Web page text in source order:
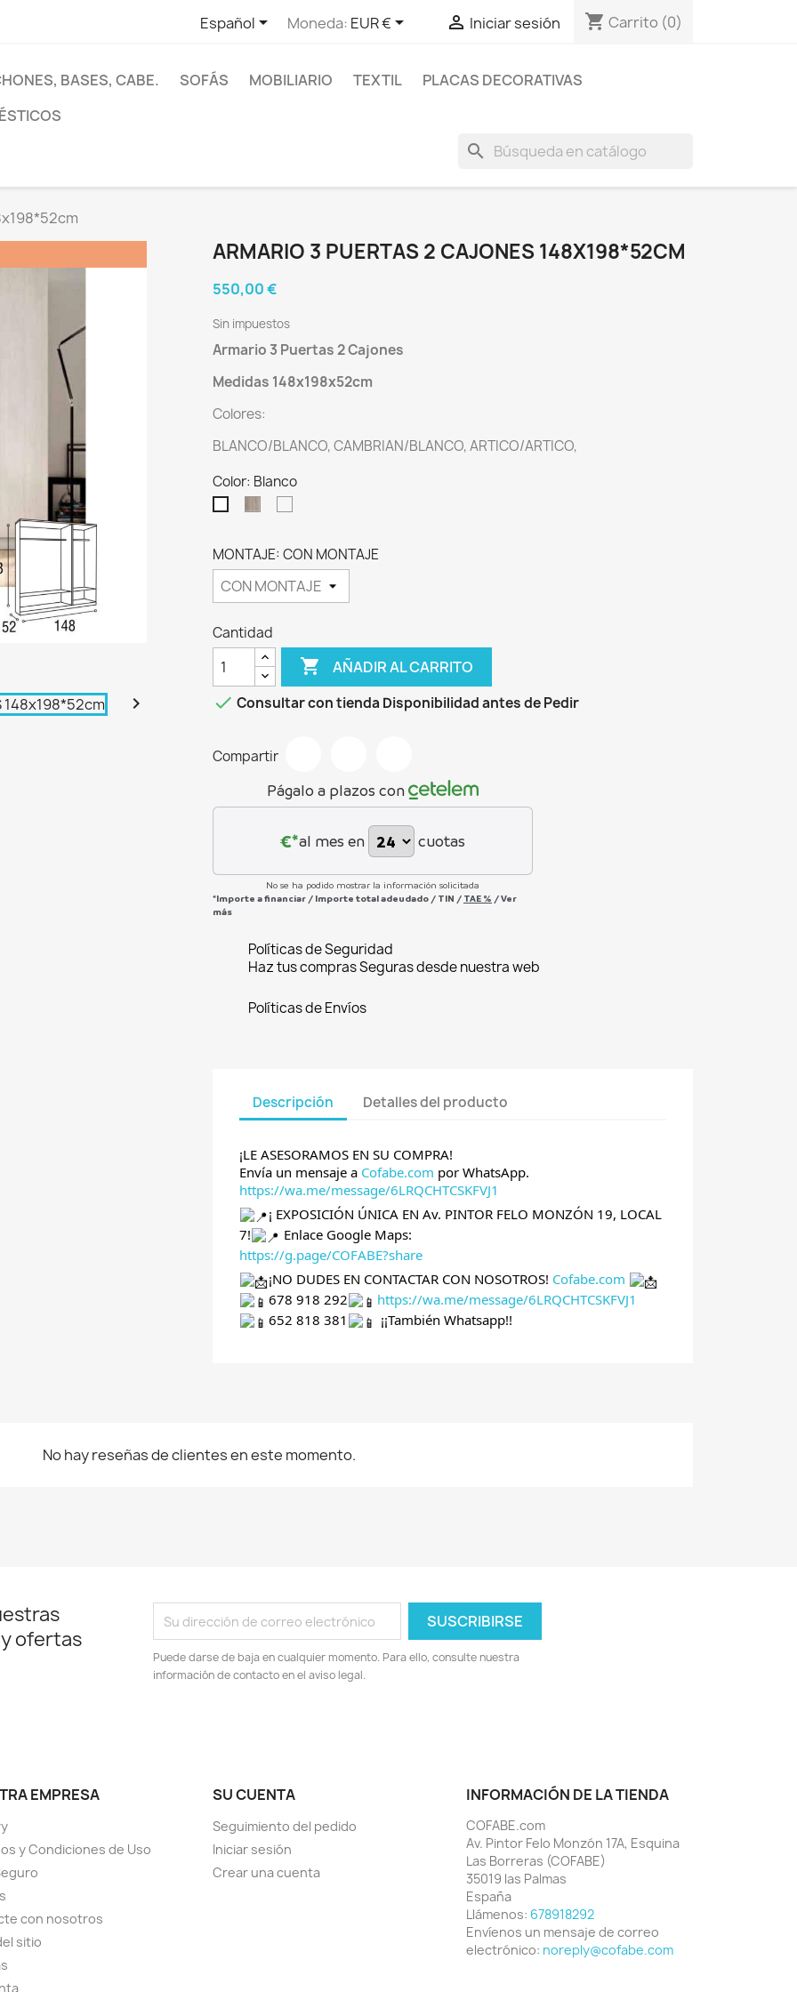
Español Moneda: EUR €  Iniciar sesión shopping_cart Carrito (0)
BASES, CABE. SOFÁS MOBILIARIO TEXTIL
PLACAS DECORATIVAS
search

ARMARIO 3 PUERTAS 2 CAJONES 148X198*52CM
550,00 €
Sin impuestos
Armario 3 Puertas 2 Cajones
Medidas 148x198x52cm
Colores:
BLANCO/BLANCO, CAMBRIAN/BLANCO, ARTICO/ARTICO,
Color: Blanco
MONTAJE: CON MONTAJE
Cantidad
 AÑADIR AL CARRITO
 Consultar con tienda Disponibilidad antes de Pedir
Compartir
Págalo a plazos con
€*al mes en cuotas
No se ha podido mostrar la información solicitada
*Importe a financiar / Importe total adeudado / TIN / TAE % /Ver
más
Políticas de Seguridad
Haz tus compras Seguras desde nuestra web
Políticas de Envíos
Descripción Detalles del producto
¡LE ASESORAMOS EN SU COMPRA!
Envía un mensaje a Cofabe.com por WhatsApp.
https://wa.me/message/6LRQCHTCSKFVJ1
¡ EXPOSICIÓN ÚNICA EN Av. PINTOR FELO MONZÓN 19, LOCAL
7!
Enlace Google Maps:
https://g.page/COFABE?share
¡NO DUDES EN CONTACTAR CON NOSOTROS! Cofabe.com
678 918 292
https://wa.me/message/6LRQCHTCSKFVJ1
652 818 381
¡¡También Whatsapp!!
No hay reseñas de clientes en este momento.
ofertas
Puede darse de baja en cualquier momento. Para ello, consulte nuestra
información de contacto en el aviso legal.
EMPRESA
y Condiciones de Uso
con nosotros
sitio
SU CUENTA
Seguimiento del pedido
Iniciar sesión
Crear una cuenta
INFORMACIÓN DE LA TIENDA
COFABE.com
Av. Pintor Felo Monzón 17A, Esquina
Las Borreras (COFABE)
35019 las Palmas
España
Llámenos: 678918292
Envíenos un mensaje de correo
electrónico: noreply@cofabe.com